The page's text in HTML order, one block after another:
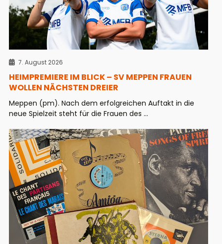
7. August 2026
HEIMPREMIERE IM BLICK – SV MEPPEN FRAUEN
WOLLEN NÄCHSTEN DREIER
Meppen (pm). Nach dem erfolgreichen Auftakt in die
neue Spielzeit steht für die Frauen des ...